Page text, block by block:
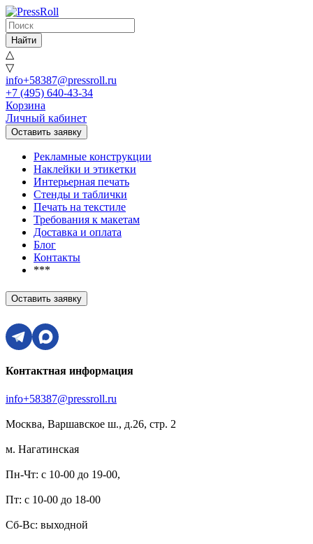
Найти
△
▽
info+58387@pressroll.ru
+7 (495) 640-43-34
Корзина
Личный кабинет
Оставить заявку
Рекламные конструкции
Наклейки и этикетки
Интерьерная печать
Стенды и таблички
Печать на текстиле
Требования к макетам
Доставка и оплата
Блог
Контакты
***
Оставить заявку
Контактная информация
info+58387@pressroll.ru
Москва, Варшавское ш., д.26, стр. 2
м. Нагатинская
Пн-Чт: с 10-00 до 19-00,
Пт: с 10-00 до 18-00
Сб-Вс: выходной